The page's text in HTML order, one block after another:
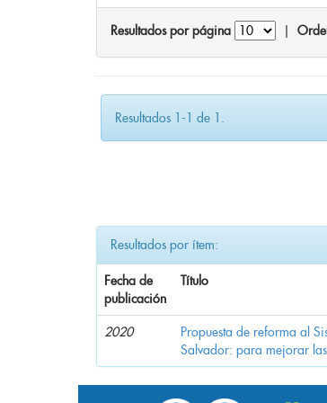
Resultados por página
Resultados 1-1 de 1.
Resultados por ítem:
Fecha de
publicación
Título
2020
Propuesta de reforma al
Salvador: para mejorar